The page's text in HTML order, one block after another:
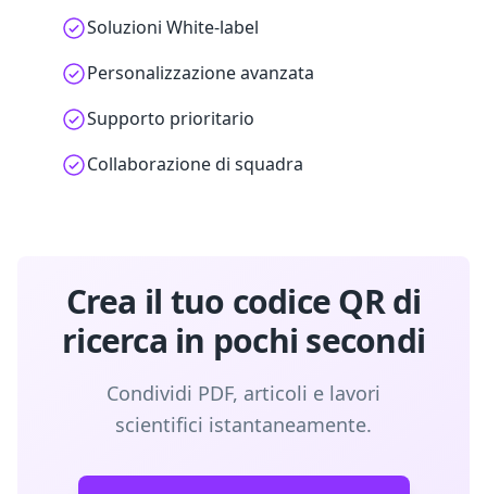
Soluzioni White-label
Personalizzazione avanzata
Supporto prioritario
Collaborazione di squadra
Crea il tuo codice QR di
ricerca in pochi secondi
Condividi PDF, articoli e lavori
scientifici istantaneamente.